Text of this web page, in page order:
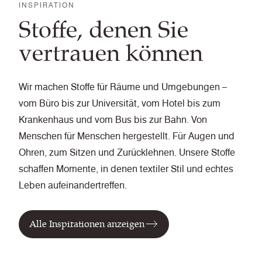
INSPIRATION
Stoffe, denen Sie
vertrauen können
Wir machen Stoffe für Räume und Umgebungen –
vom Büro bis zur Universität, vom Hotel bis zum
Krankenhaus und vom Bus bis zur Bahn. Von
Menschen für Menschen hergestellt. Für Augen und
Ohren, zum Sitzen und Zurücklehnen. Unsere Stoffe
schaffen Momente, in denen textiler Stil und echtes
Leben aufeinandertreffen.
Alle Inspirationen anzeigen